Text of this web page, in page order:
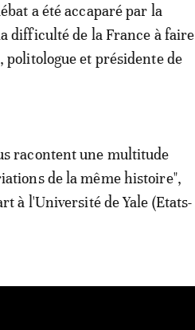
a été accaparé par la
difficulté de la France à faire
politologue et présidente de
racontent une multitude
de la même histoire",
à l'Université de Yale (Etats-